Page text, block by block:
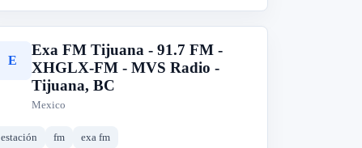
E
Exa FM Tijuana - 91.7 FM -
XHGLX-FM - MVS Radio -
Tijuana, BC
Mexico
estación fm exa fm